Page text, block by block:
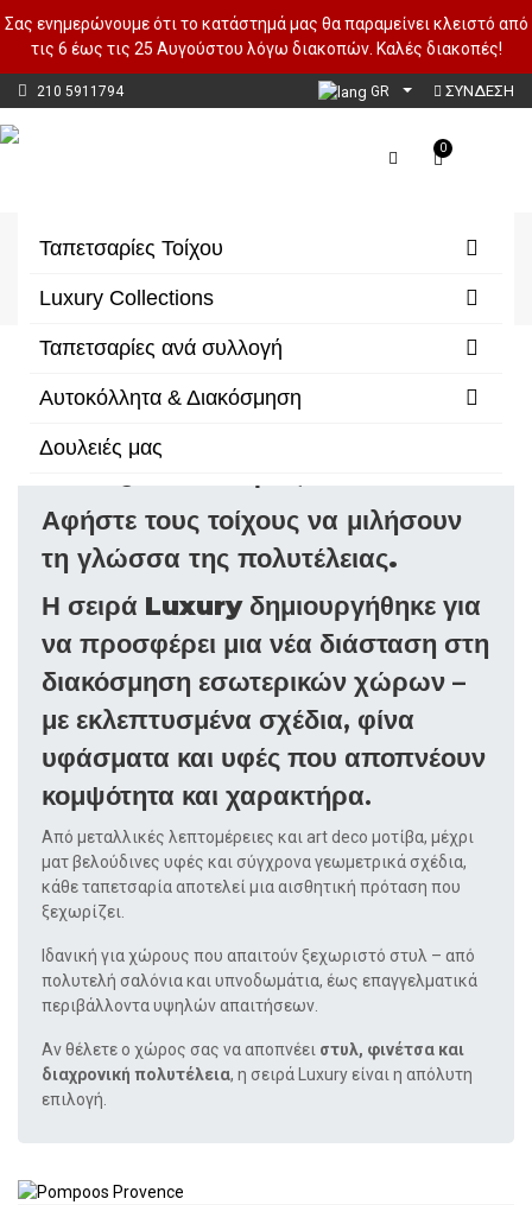
Σας ενημερώνουμε ότι το κατάστημά μας θα παραμείνει κλειστό από
τις 6 έως τις 25 Αυγούστου λόγω διακοπών. Καλές διακοπές!
210 5911794 GR ΣΥΝΔΕΣΗ
Ταπετσαρίες Τοίχου
Luxury Collections
Ταπετσαρίες ανά συλλογή
Αυτοκόλλητα & Διακόσμηση
Δουλειές μας
0
Luxury Collections
Αρχική Luxury Collections
Φίλτρα/Κατηγορίες
Αφήστε τους τοίχους να μιλήσουν
τη γλώσσα της πολυτέλειας.
Η σειρά Luxuryδημιουργήθηκε για
να προσφέρει μια νέα διάσταση στη
διακόσμηση εσωτερικών χώρων –
με εκλεπτυσμένα σχέδια, φίνα
υφάσματα και υφές που αποπνέουν
κομψότητα και χαρακτήρα.
Από μεταλλικές λεπτομέρειες και art deco μοτίβα, μέχρι
ματ βελούδινες υφές και σύγχρονα γεωμετρικά σχέδια,
κάθε ταπετσαρία αποτελεί μια αισθητική πρόταση που
ξεχωρίζει.
Ιδανική για χώρους που απαιτούν ξεχωριστό στυλ – από
πολυτελή σαλόνια και υπνοδωμάτια, έως επαγγελματικά
περιβάλλοντα υψηλών απαιτήσεων.
Αν θέλετε ο χώρος σας να αποπνέει στυλ, φινέτσα και
διαχρονική πολυτέλεια, η σειρά Luxury είναι η απόλυτη
επιλογή.